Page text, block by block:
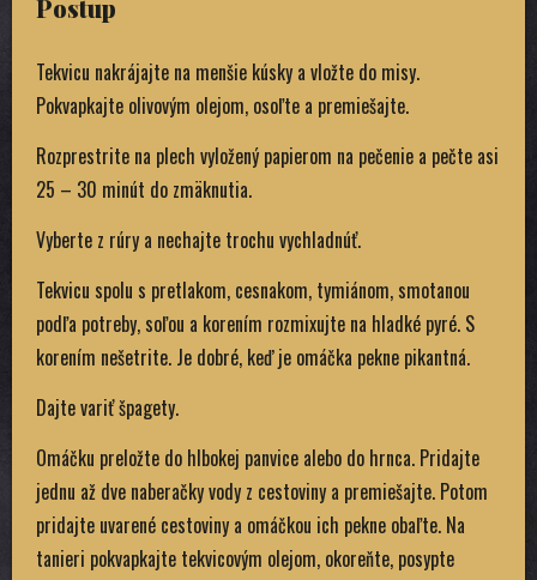
Postup
Tekvicu nakrájajte na menšie kúsky a vložte do misy.
Pokvapkajte olivovým olejom, osoľte a premiešajte.
Rozprestrite na plech vyložený papierom na pečenie a pečte asi
25 – 30 minút do zmäknutia.
Vyberte z rúry a nechajte trochu vychladnúť.
Tekvicu spolu s pretlakom, cesnakom, tymiánom, smotanou
podľa potreby, soľou a korením rozmixujte na hladké pyré. S
korením nešetrite. Je dobré, keď je omáčka pekne pikantná.
Dajte variť špagety.
Omáčku preložte do hlbokej panvice alebo do hrnca. Pridajte
jednu až dve naberačky vody z cestoviny a premiešajte. Potom
pridajte uvarené cestoviny a omáčkou ich pekne obaľte. Na
tanieri pokvapkajte tekvicovým olejom, okoreňte, posypte